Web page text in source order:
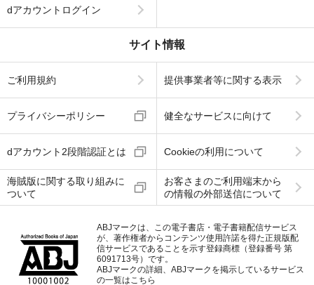
dアカウントログイン
サイト情報
ご利用規約 提供事業者等に関する表示
プライバシーポリシー 健全なサービスに向けて
dアカウント2段階認証とは Cookieの利用について
海賊版に関する取り組みに
ついて
お客さまのご利用端末から
の情報の外部送信について
ABJマークは、この電子書店・電子書籍配信サービス
が、著作権者からコンテンツ使用許諾を得た正規版配
信サービスであることを示す登録商標（登録番号 第
6091713号）です。
ABJマークの詳細、ABJマークを掲示しているサービス
の一覧はこちら